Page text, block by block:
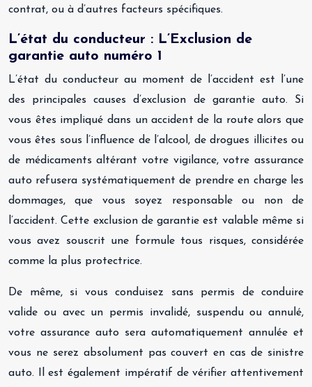
contrat, ou à d’autres facteurs spécifiques.
L’état du conducteur : L’Exclusion de
garantie auto numéro 1
L’état du conducteur au moment de l’accident est l’une
des principales causes d’exclusion de garantie auto. Si
vous êtes impliqué dans un accident de la route alors que
vous êtes sous l’influence de l’alcool, de drogues illicites ou
de médicaments altérant votre vigilance, votre assurance
auto refusera systématiquement de prendre en charge les
dommages, que vous soyez responsable ou non de
l’accident. Cette exclusion de garantie est valable même si
vous avez souscrit une formule tous risques, considérée
comme la plus protectrice.
De même, si vous conduisez sans permis de conduire
valide ou avec un permis invalidé, suspendu ou annulé,
votre assurance auto sera automatiquement annulée et
vous ne serez absolument pas couvert en cas de sinistre
auto. Il est également impératif de vérifier attentivement